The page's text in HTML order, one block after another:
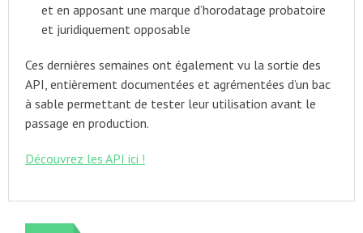
et en apposant une marque d’horodatage probatoire
et juridiquement opposable
Ces dernières semaines ont également vu la sortie des
API, entièrement documentées et agrémentées d’un bac
à sable permettant de tester leur utilisation avant le
passage en production.
Découvrez les API ici !